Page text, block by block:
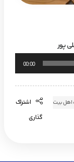
پور
00:00
اهل بیت
اشتراک
گذاری